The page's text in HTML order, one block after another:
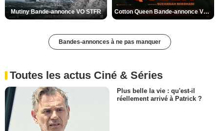
Mutiny Bande-annonce VO STFR Cotton Queen Bande-annonce VO STFR
Bandes-annonces à ne pas manquer
Toutes les actus Ciné & Séries
Plus belle la vie : qu'est-il
réellement arrivé à Patrick ?